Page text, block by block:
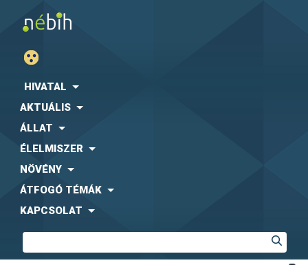
HIVATAL
AKTUÁLIS
ÁLLAT
ÉLELMISZER
NÖVÉNY
ÁTFOGÓ TÉMÁK
KAPCSOLAT